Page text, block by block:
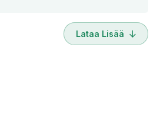
Lataa Lisää